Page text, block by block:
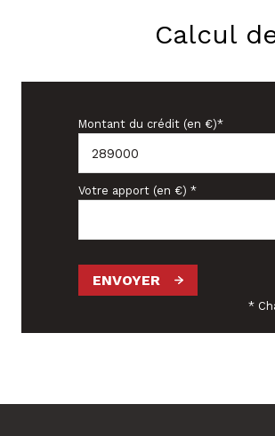
Calcul
Montant du crédit (en €)*
Votre apport (en €) *
ENVOYER
*